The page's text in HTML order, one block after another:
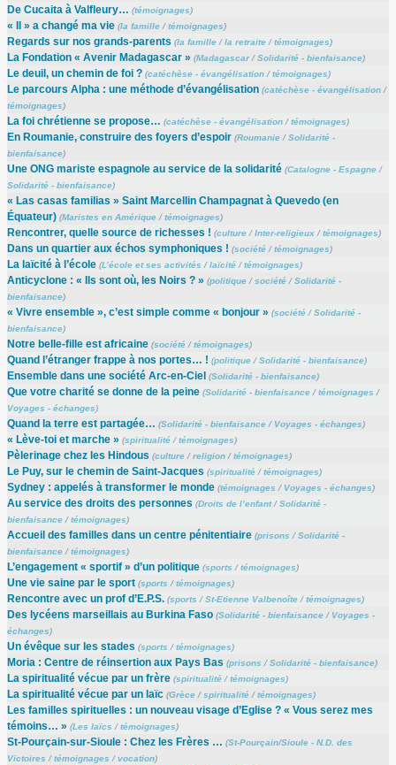
De Cucaita à Valfleury… (témoignages)
« Il » a changé ma vie (la famille/témoignages)
Regards sur nos grands-parents (la famille/la retraite/témoignages)
La Fondation « Avenir Madagascar » (Madagascar/Solidarité - bienfaisance)
Le deuil, un chemin de foi ? (catéchèse - évangélisation/témoignages)
Le parcours Alpha : une méthode d’évangélisation (catéchèse - évangélisation/
témoignages)
La foi chrétienne se propose… (catéchèse - évangélisation/témoignages)
En Roumanie, construire des foyers d’espoir (Roumanie/Solidarité -
bienfaisance)
Une ONG mariste espagnole au service de la solidarité (Catalogne - Espagne/
Solidarité - bienfaisance)
« Las casas familias » Saint Marcellin Champagnat à Quevedo (en
Équateur) (Maristes en Amérique/témoignages)
Rencontrer, quelle source de richesses ! (culture/Inter-religieux/témoignages)
Dans un quartier aux échos symphoniques ! (société/témoignages)
La laïcité à l’école (L’école et ses activités /laïcité/témoignages)
Anticyclone : « Ils sont où, les Noirs ? » (politique/ société/Solidarité -
bienfaisance)
« Vivre ensemble », c’est simple comme « bonjour » (société/Solidarité -
bienfaisance)
Notre belle-fille est africaine (société/témoignages)
Quand l’étranger frappe à nos portes… ! (politique/Solidarité - bienfaisance)
Ensemble dans une société Arc-en-Ciel (Solidarité - bienfaisance)
Que votre charité se donne de la peine (Solidarité - bienfaisance/témoignages /
Voyages - échanges)
Quand la terre est partagée… (Solidarité - bienfaisance/ Voyages - échanges)
« Lève-toi et marche » (spiritualité/témoignages)
Pèlerinage chez les Hindous (culture/religion/témoignages)
Le Puy, sur le chemin de Saint-Jacques (spiritualité/témoignages)
Sydney : appelés à transformer le monde (témoignages / Voyages - échanges)
Au service des droits des personnes (Droits de l’enfant/Solidarité -
bienfaisance/témoignages)
Accueil des familles dans un centre pénitentiaire (prisons /Solidarité -
bienfaisance/témoignages)
L’engagement « sportif » d’un politique (sports /témoignages)
Une vie saine par le sport (sports /témoignages)
Rencontre avec un prof d’E.P.S. (sports /St-Etienne Valbenoîte/témoignages)
Des lycéens marseillais au Burkina Faso (Solidarité - bienfaisance/ Voyages -
échanges)
Un évêque sur les stades (sports /témoignages)
Moria : Centre de réinsertion aux Pays Bas (prisons /Solidarité - bienfaisance)
La spiritualité vécue par un frère (spiritualité/témoignages)
La spiritualité vécue par un laïc (Grèce/ spiritualité/témoignages)
Les familles spirituelles : un nouveau visage d’Eglise ? « Vous serez mes
témoins… » (Les laïcs /témoignages)
St-Pourçain-sur-Sioule : Chez les Frères … (St-Pourçain/Sioule - N.D. des
Victoires /témoignages /vocation)